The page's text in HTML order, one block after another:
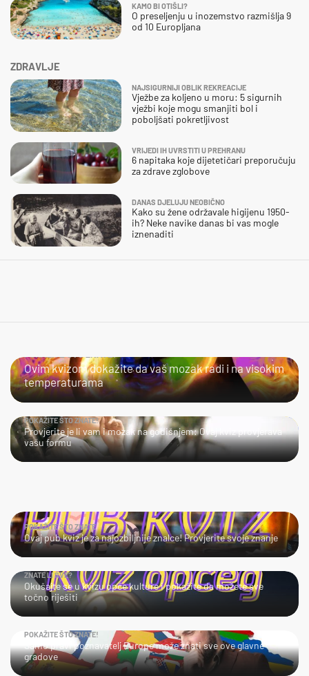
ZDRAVLJE
NAJSIGURNIJI OBLIK REKREACIJE
Vježbe za koljeno u moru: 5 sigurnih
vježbi koje mogu smanjiti bol i
poboljšati pokretljivost
VRIJEDI IH UVRSTITI U PREHRANU
6 napitaka koje dijetetičari preporučuju
za zdrave zglobove
DANAS DJELUJU NEOBIČNO
Kako su žene održavale higijenu 1950-
ih? Neke navike danas bi vas mogle
iznenaditi
KAMO BI OTIŠLI?
O preseljenju u inozemstvo razmišlja 9
od 10 Europljana
Ovim kvizom dokažite da vaš mozak radi i na visokim
temperaturama
POKAŽITE ŠTO ZNATE!
Provjerite je li vam i mozak na godišnjem: Ovaj kviz provjerava
vašu formu
POKAŽITE ŠTO ZNATE
Ovaj pub kviz je za najozbiljnije znalce! Provjerite svoje znanje
ZNATE LI SVE?
Okušajte se u kvizu opće kulture i pokažite da možete sve
točno riješiti
POKAŽITE ŠTO ZNATE!
Samo pravi poznavatelj Europe može znati sve ove glavne
gradove